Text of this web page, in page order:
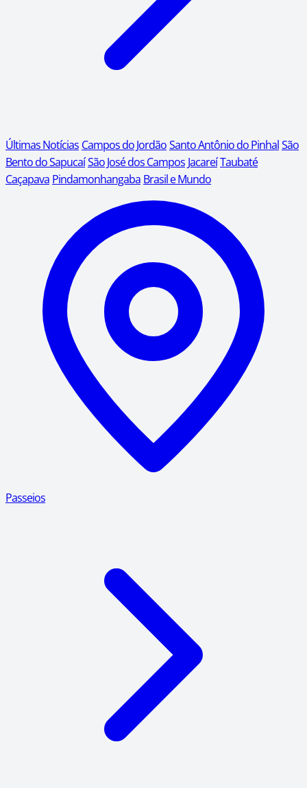
Últimas Notícias Campos do JordãoSanto Antônio do PinhalSão
Bento do SapucaíSão José dos Campos JacareíTaubaté
Caçapava Pindamonhangaba Brasil e Mundo
Passeios